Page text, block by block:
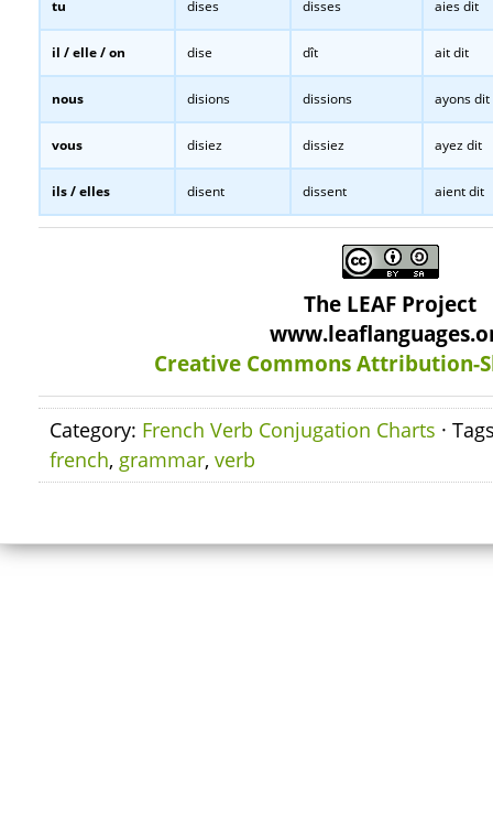
tu dises disses aies dit
il / elle / on dise dît ait dit
nous disions dissions ayons dit
vous disiez dissiez ayez dit
ils / elles disent dissent aient dit
The LEAF Project
Creative Commons Attribution-
Category: French Verb Conjugation Charts ·
french, grammar, verb